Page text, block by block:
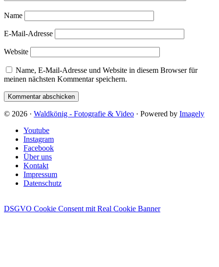
Name
E-Mail-Adresse
Website
Name, E-Mail-Adresse und Website in diesem Browser für
meinen nächsten Kommentar speichern.
© 2026 · Waldkönig - Fotografie & Video · Powered by Imagely
Youtube
Instagram
Facebook
Über uns
Kontakt
Impressum
Datenschutz
DSGVO Cookie Consent mit Real Cookie Banner